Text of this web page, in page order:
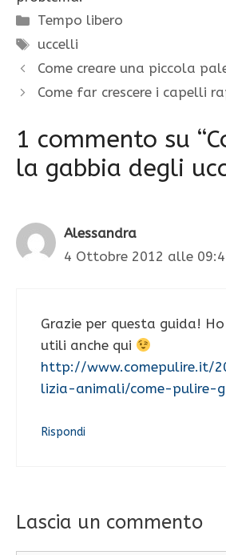
Categorie
Tempo libero
Tag
uccelli
Come creare una piccola
Come far crescere i capelli
1 commento su
la gabbia degli
Alessandra
4 Ottobre 2012 alle
Grazie per questa guida!
utili anche qui
http://www.comepulire.it/
lizia-animali/come-pulire-
Rispondi
Lascia un commento